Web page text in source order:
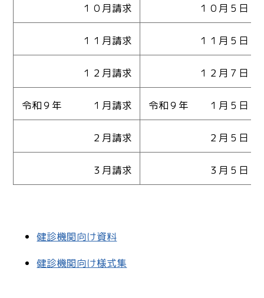
１０月請求 １０月５日（
１１月請求 １１月５日（
１２月請求 １２月７日（
令和９年 １月請求 令和９年 １月５日（
２月請求 ２月５日（金
３月請求 ３月５日（金
健診機関向け資料
健診機関向け様式集